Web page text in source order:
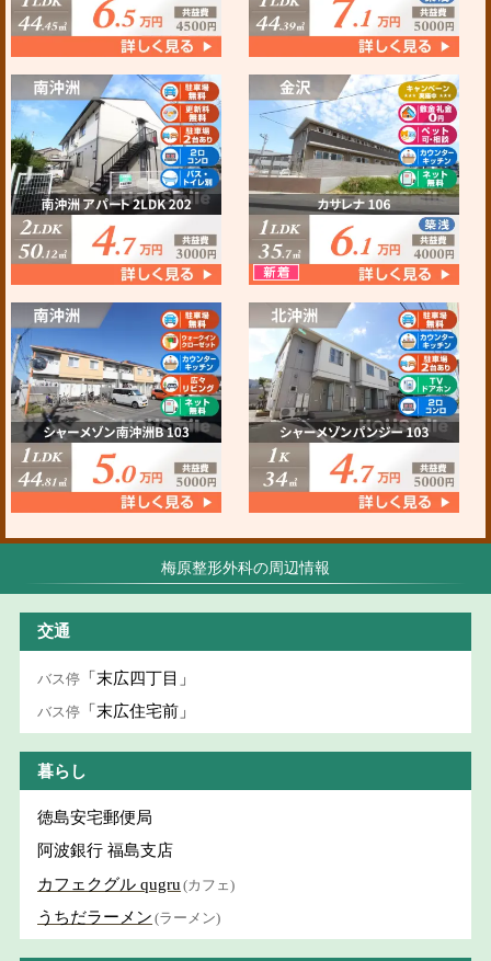
梅原整形外科の周辺情報
交通
バス停 「末広四丁目」
バス停 「末広住宅前」
暮らし
徳島安宅郵便局
阿波銀行 福島支店
カフェクグル qugru (カフェ)
うちだラーメン (ラーメン)